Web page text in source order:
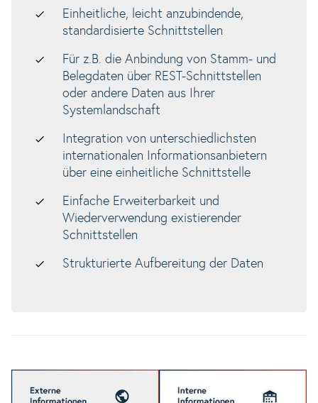
Einheitliche, leicht anzubindende,
standardisierte Schnittstellen
Für z.B. die Anbindung von Stamm- und
Belegdaten über REST-Schnittstellen
oder andere Daten aus Ihrer
Systemlandschaft
Integration von unterschiedlichsten
internationalen Informationsanbietern
über eine einheitliche Schnittstelle
Einfache Erweiterbarkeit und
Wiederverwendung existierender
Schnittstellen
Strukturierte Aufbereitung der Daten